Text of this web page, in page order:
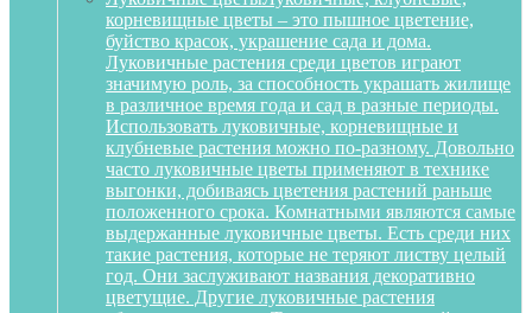
корневищные цветы – это пышное цветение,
буйство красок, украшение сада и дома.
Луковичные растения среди цветов играют
значимую роль, за способность украшать жилище
в различное время года и сад в разные периоды.
Использовать луковичные, корневищные и
клубневые растения можно по-разному. Довольно
часто луковичные цветы применяют в технике
выгонки, добиваясь цветения растений раньше
положенного срока. Комнатными являются самые
выдержанные луковичные цветы. Есть среди них
такие растения, которые не теряют листву целый
год. Они заслуживают названия декоративно
цветущие. Другие луковичные растения